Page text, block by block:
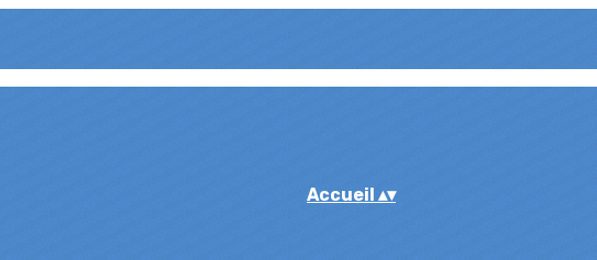
Accueil ▴▾